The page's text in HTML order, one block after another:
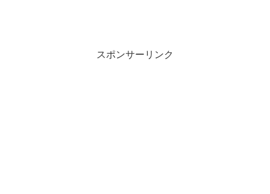
スポンサーリンク